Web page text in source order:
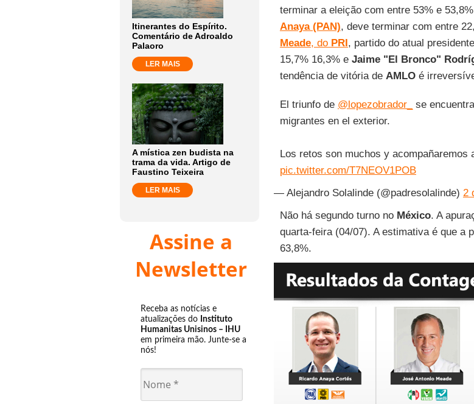
Itinerantes do Espírito.
Comentário de Adroaldo
Palaoro
LER MAIS
A mística zen budista na
trama da vida. Artigo de
Faustino Teixeira
LER MAIS
Assine a
Newsletter
Receba as notícias e
atualizações do Instituto
Humanitas Unisinos – IHU
em primeira mão. Junte-se a
nós!
terminar a eleição com entre 53% e
Anaya (PAN), deve terminar com entre
Meade, do PRI, partido do atual
15,7% 16,3% e Jaime "El Bronco"
tendência de vitória de AMLOé
El triunfo de @lopezobrador_
se
migrantes en el exterior.
Los retos son muchos y
pic.twitter.com/T7NEOV1POB
— Alejandro Solalinde (@padresolalinde) 2
Não há segundo turno no México. A
quarta-feira (04/07). A estimativa é que a
63,8%.